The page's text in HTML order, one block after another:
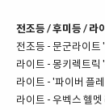
전조등 / 후미등 / 라
전조등 -문군라이트
라이트 -몽키렉트릭
라이트 -'파이버 플
라이트 -우벡스 헬